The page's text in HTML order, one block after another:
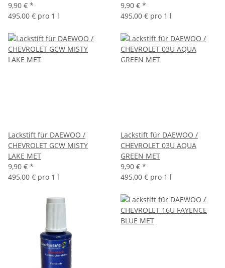
9,90 € *
495,00 € pro 1 l
9,90 € *
495,00 € pro 1 l
Lackstift für DAEWOO /
CHEVROLET GCW MISTY
LAKE MET
9,90 € *
495,00 € pro 1 l
Lackstift für DAEWOO /
CHEVROLET 03U AQUA
GREEN MET
9,90 € *
495,00 € pro 1 l